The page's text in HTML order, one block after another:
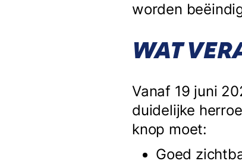
worden
WAT
Vanaf 19 juni
duidelijke
knop moet:
Goed